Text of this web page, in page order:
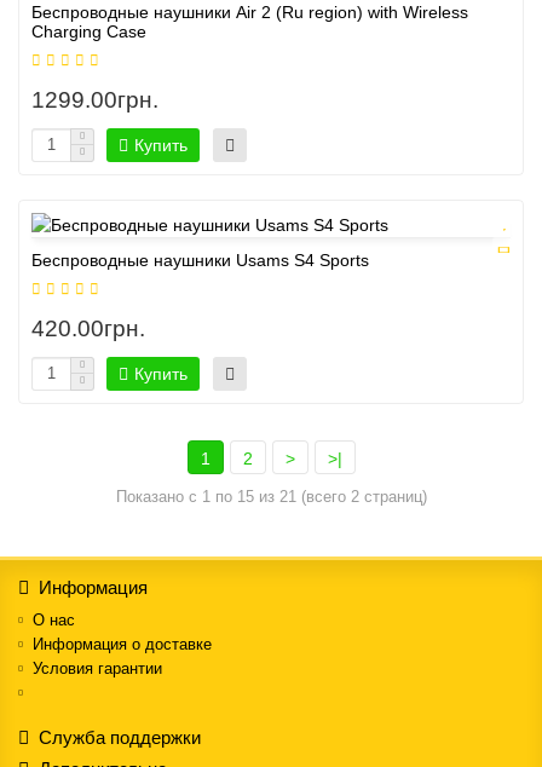
Беспроводные наушники Air 2 (Ru region) with Wireless
Charging Case
1299.00грн.
Купить
Беспроводные наушники Usams S4 Sports
420.00грн.
Купить
1 2 > >|
Показано с 1 по 15 из 21 (всего 2 страниц)
Информация
О нас
Информация о доставке
Условия гарантии
Служба поддержки